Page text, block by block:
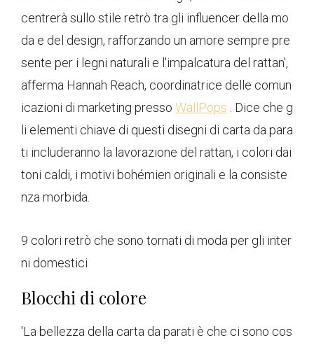
centrerà sullo stile retrò tra gli influencer della mo
da e del design, rafforzando un amore sempre pre
sente per i legni naturali e l'impalcatura del rattan',
afferma Hannah Reach, coordinatrice delle comun
icazioni di marketing presso WallPops . Dice che g
li elementi chiave di questi disegni di carta da para
ti includeranno la lavorazione del rattan, i colori dai
toni caldi, i motivi bohémien originali e la consiste
nza morbida.
9 colori retrò che sono tornati di moda per gli inter
ni domestici
Blocchi di colore
'La bellezza della carta da parati è che ci sono cos